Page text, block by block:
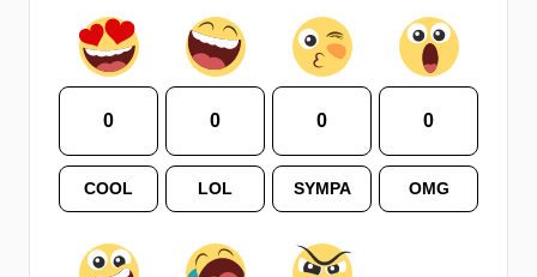
0
COOL
0
LOL
0
SYMPA
0
OMG